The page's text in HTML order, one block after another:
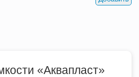
«Аквапласт»